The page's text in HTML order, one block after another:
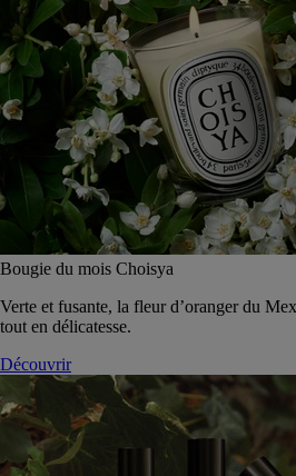
Bougie du mois Choisya
Verte et fusante, la fleur d’oranger du
tout en délicatesse.
Découvrir